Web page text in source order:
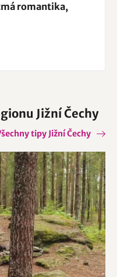
romantika,
Jižní Čechy
tipy Jižní Čechy